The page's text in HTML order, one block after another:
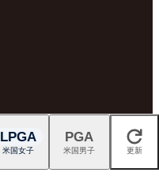
閉じる
LPGA
米国女子
PGA
米国男子 更新